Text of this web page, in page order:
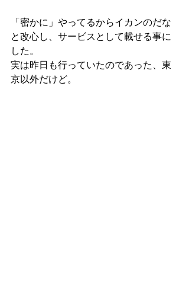
「密かに」やってるからイカンのだな
と改心し、サービスとして載せる事に
した。
実は昨日も行っていたのであった、東
京以外だけど。